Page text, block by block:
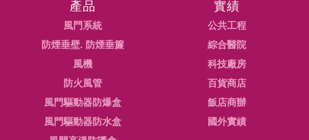
產品
風門系統
防煙垂壁. 防煙垂簾
風機
防火風管
風門驅動器防爆盒
風門驅動器防水盒
實績
公共工程
綜合醫院
科技廠房
百貨商店
飯店商辦
國外實績